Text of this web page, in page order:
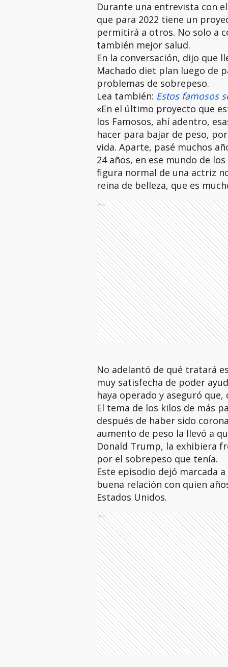
Durante una entrevista con
que para 2022 tiene un
permitirá a otros. No solo a
también mejor salud.
En la conversación, dijo que
Machado diet plan luego de
problemas de sobrepeso.
Lea también: Estos famosos
«En el último proyecto que
los Famosos, ahí adentro,
hacer para bajar de peso,
vida. Aparte, pasé muchos
24 años, en ese mundo de
figura normal de una actriz
reina de belleza, que es
Ads
No adelantó de qué tratará
muy satisfecha de poder
haya operado y aseguró
El tema de los kilos de más
después de haber sido
aumento de peso la llevó a
Donald Trump, la exhibiera
por el sobrepeso que tenía.
Este episodio dejó marcada
buena relación con quien
Estados Unidos.
Ads